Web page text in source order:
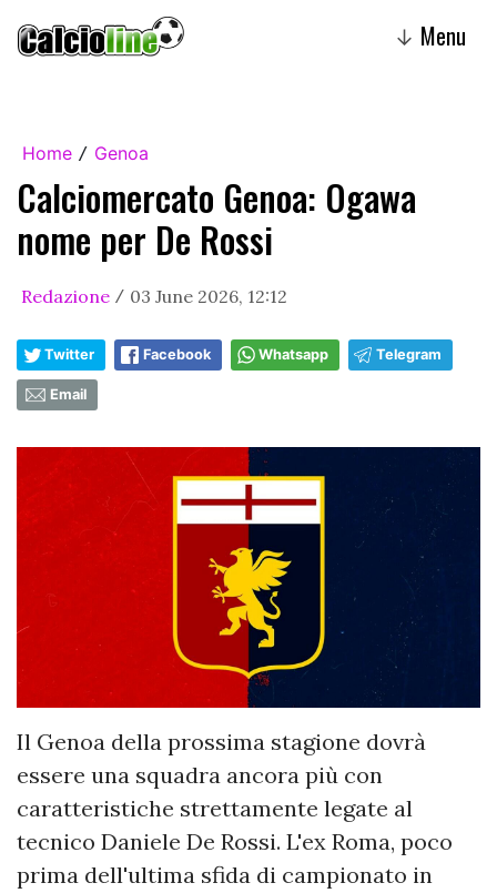
↓ Menu
Home / Genoa
Calciomercato Genoa: Ogawa
nome per De Rossi
Redazione / 03 June 2026, 12:12
Twitter Facebook Whatsapp Telegram
Email
Il Genoa della prossima stagione dovrà
essere una squadra ancora più con
caratteristiche strettamente legate al
tecnico Daniele De Rossi. L'ex Roma, poco
prima dell'ultima sfida di campionato in